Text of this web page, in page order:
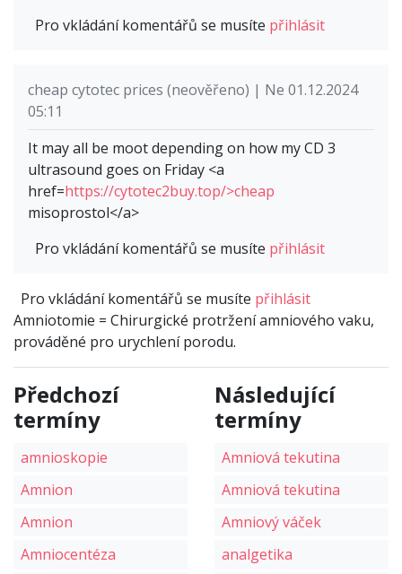
Pro vkládání komentářů se musíte přihlásit
cheap cytotec prices (neověřeno) | Ne 01.12.2024
05:11
It may all be moot depending on how my CD 3
ultrasound goes on Friday <a
href=https://cytotec2buy.top/>cheap
misoprostol</a>
Pro vkládání komentářů se musíte přihlásit
Pro vkládání komentářů se musíte přihlásit
Amniotomie = Chirurgické protržení amniového vaku,
prováděné pro urychlení porodu.
Předchozí
termíny
amnioskopie
Amnion
Amnion
Amniocentéza
Následující
termíny
Amniová tekutina
Amniová tekutina
Amniový váček
analgetika